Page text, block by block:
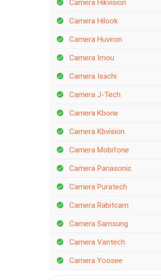
Camera Hikvision
Camera Hilook
Camera Huviron
Camera Imou
Camera Isachi
Camera J-Tech
Camera Kbone
Camera Kbvision
Camera Mobifone
Camera Panasonic
Camera Puratech
Camera Rabitcam
Camera Samsung
Camera Vantech
Camera Yoosee